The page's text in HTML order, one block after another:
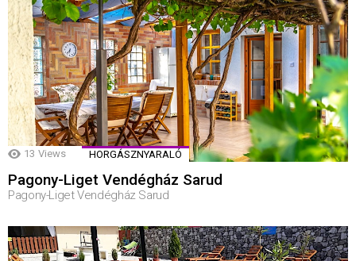
13 Views HORGÁSZNYARALÓ
Pagony-Liget Vendégház Sarud
Pagony-Liget Vendégház Sarud